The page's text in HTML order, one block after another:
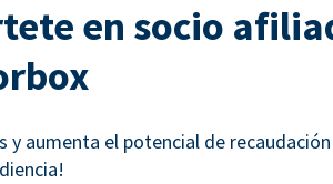
en socio
y aumenta el potencial de